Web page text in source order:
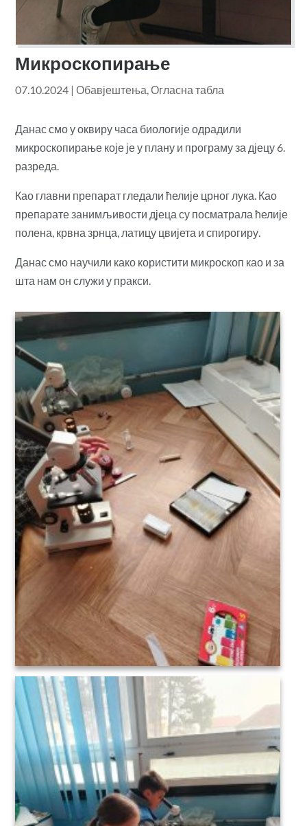
Микроскопирање
07.10.2024 |Обавјештења,Огласна табла
Данас смо у оквиру часа биологије одрадили
микроскопирање које је у плану и програму за дјецу 6.
разреда.
Као главни препарат гледали ћелије црног лука. Као
препарате занимљивости дјеца су посматрала ћелије
полена, крвна зрнца, латицу цвијета и спирогиру.
Данас смо научили како користити микроскоп као и за
шта нам он служи у пракси.